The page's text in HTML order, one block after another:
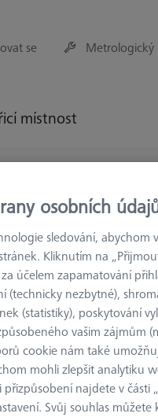
se Metrologický
místnost
osobních
sledování,
Kliknutím na
účelem zapamatování
(technicky nezbytné),
(statistiky), poskytování
vašim zájmům
cookie nám také
mohli zlepšit analytiku
najdete v části
Svůj souhlas